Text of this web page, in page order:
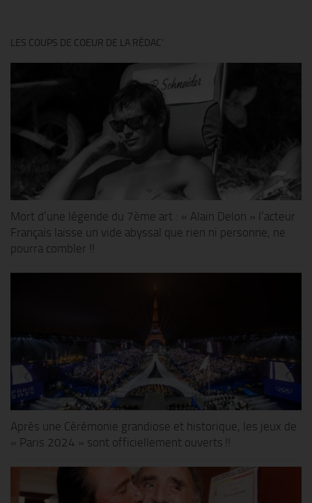
LES COUPS DE COEUR DE LA RÉDAC’
Mort d’une légende du 7ème art : « Alain Delon » l’acteur
Français laisse un vide abyssal que rien ni personne, ne
pourra combler !!
Après une Cérémonie grandiose et historique, les jeux de
« Paris 2024 » sont officiellement ouverts !!